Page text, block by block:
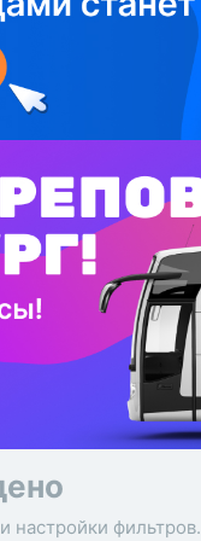
настройки фильтров.